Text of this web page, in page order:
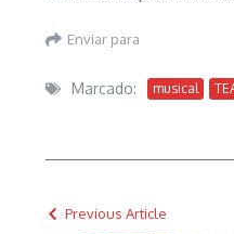
Enviar para
Marcado: musical
Previous Article